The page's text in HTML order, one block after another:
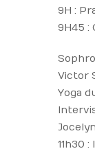
9H :
9H45 :
Victor
Yoga
11h30